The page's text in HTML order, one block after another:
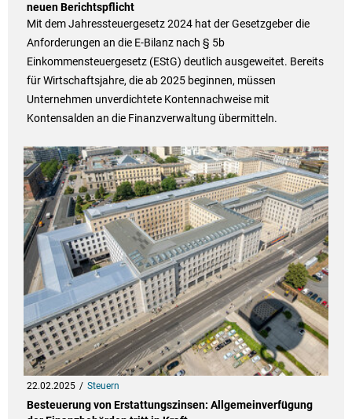
neuen Berichtspflicht
Mit dem Jahressteuergesetz 2024 hat der Gesetzgeber die
Anforderungen an die E-Bilanz nach § 5b
Einkommensteuergesetz (EStG) deutlich ausgeweitet. Bereits
für Wirtschaftsjahre, die ab 2025 beginnen, müssen
Unternehmen unverdichtete Kontennachweise mit
Kontensalden an die Finanzverwaltung übermitteln.
22.02.2025 Steuern
Besteuerung von Erstattungszinsen: Allgemeinverfügung